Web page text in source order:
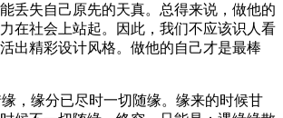
丢失自己原先的天真。总得来说，做他的
在社会上站起。因此，我们不应该识人看
出精彩设计风格。做他的自己才是最棒
，缘分已尽时一切随缘。缘来的时候甘